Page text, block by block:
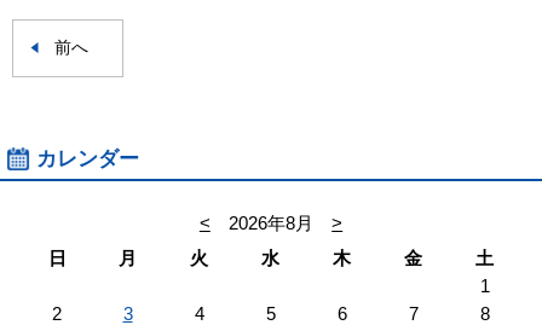
前へ
カレンダー
< 2026年8月
>
日
月 火 水 木 金
土
1
2
3 4 5 6 7
8